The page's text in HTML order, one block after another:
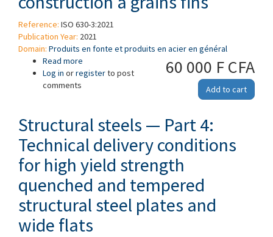
Reference: ISO 630-3:2021
Publication Year: 2021
Domain: Produits en fonte et produits en acier en général
60 000 F CFA
Add to cart
Read more about Aciers de construction — Partie 3:
Conditions techniques de livraison pour aciers de
Log in orregisterto post
comments
Structural steels — Part 4:
Technical delivery conditions
for high yield strength
quenched and tempered
structural steel plates and
wide flats